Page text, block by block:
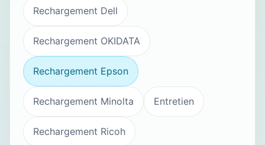
Rechargement Dell
Rechargement OKIDATA
Rechargement Epson
Rechargement Minolta Entretien
Rechargement Ricoh